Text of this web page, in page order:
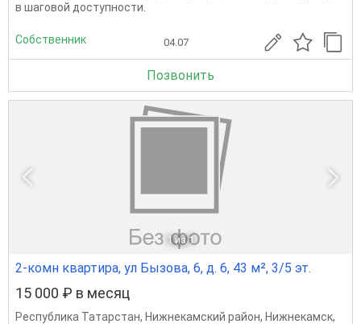
в шаговой доступности.
Собственник 04.07
Позвонить
1 из 1
2-комн квартира, ул Бызова, 6, д. 6, 43 м², 3/5 эт.
15 000 ₽ в месяц
Республика Татарстан, Нижнекамский район, Нижнекамск,